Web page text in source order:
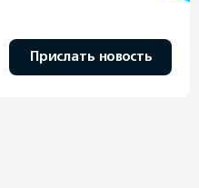
Прислать новость